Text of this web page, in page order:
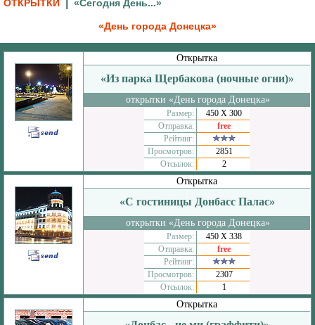
ОТКРЫТКИ «Сегодня День...»
«День города Донецка»
Открытка
«Из парка Щербакова (ночные огни)»
открытки «День города Донецка»
Размер:
450 Х 300
Отправка:
free
Рейтинг:
Просмотров:
2851
Отсылок:
2
Открытка
«С гостиницы Донбасс Палас»
открытки «День города Донецка»
Размер:
450 Х 338
Отправка:
free
Рейтинг:
Просмотров:
2307
Отсылок:
1
Открытка